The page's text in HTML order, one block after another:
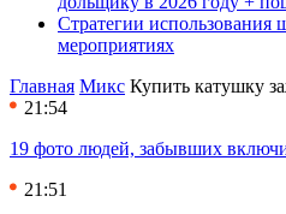
Стратегии использования
мероприятиях
Главная Микс Купить катушку
21:54
19 фото людей, забывших
21:51